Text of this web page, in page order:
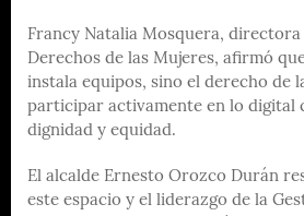
Francy Natalia Mosquera, directora
Derechos de las Mujeres, afirmó
instala equipos, sino el derecho de
participar activamente en lo digital
dignidad y equidad.
El alcalde Ernesto Orozco Durán
este espacio y el liderazgo de la